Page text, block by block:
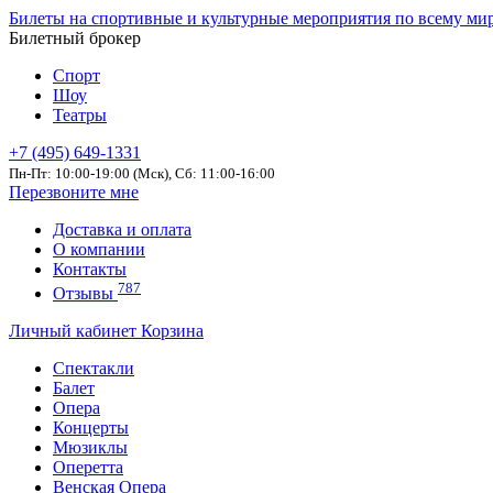
Билеты на спортивные и культурные мероприятия по всему
Билетный брокер
Спорт
Шоу
Театры
+7 (495) 649-1331
Пн-Пт: 10:00-19:00 (Мск), Сб: 11:00-16:00
Перезвоните мне
Доставка и оплата
О компании
Контакты
Отзывы 787
Личный кабинет Корзина
Спектакли
Балет
Опера
Концерты
Мюзиклы
Оперетта
Венская Опера